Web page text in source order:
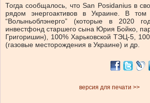
Тогда сообщалось, что San Posidanius в
рядом энергоактивов в Украине. В
“Волыньоблэнерго” (которые в 2020
инвестфонд старшего сына Юрия Бойко,
Григоришин), 100% Харьковской ТЭЦ-5,
(газовые месторождения в Украине) и др.
версия для печати >>